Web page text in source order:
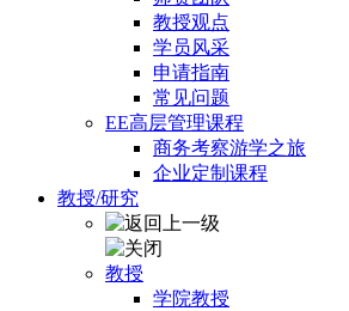
教授观点
学员风采
申请指南
常见问题
EE高层管理课程
商务考察游学之旅
企业定制课程
教授/研究
教授
学院教授